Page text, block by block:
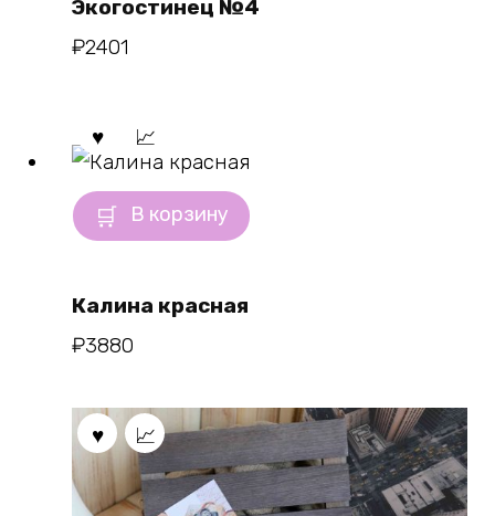
Экогостинец №4
₽2401
В корзину
Калина красная
₽3880